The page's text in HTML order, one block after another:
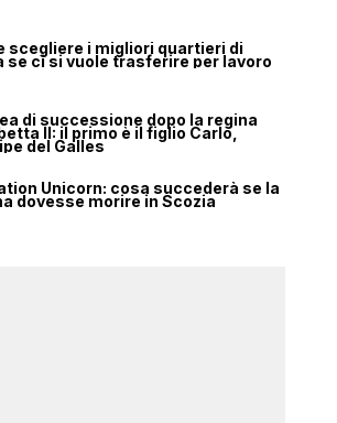
scegliere i migliori quartieri di
se ci si vuole trasferire per lavoro
di successione dopo la regina
II: il primo è il figlio Carlo,
del Galles
Unicorn: cosa succederà se la
dovesse morire in Scozia